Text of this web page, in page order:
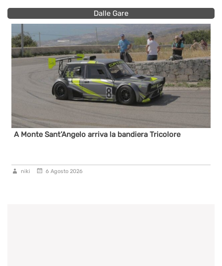
Dalle Gare
A Monte Sant’Angelo arriva la bandiera Tricolore
niki 6 Agosto 2026